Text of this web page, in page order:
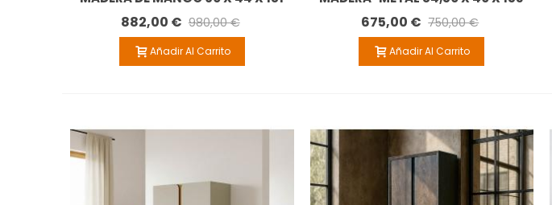
CM
882,00 € 980,00 €
Añadir Al Carrito
CM
675,00 € 750,00 €
Añadir Al Carrito